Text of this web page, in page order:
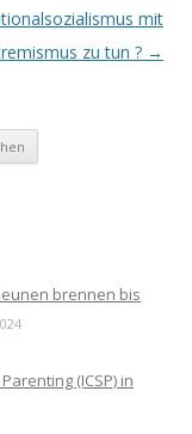
mit
zu tun ? →
brennen bis
(ICSP) in